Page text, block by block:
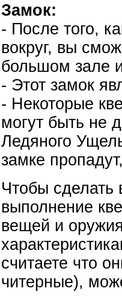
Замок:
- После того,
вокруг, вы
большом зале
- Этот замок
- Некоторые
могут быть не
Ледяного
замке
Чтобы сделать
выполнение
вещей и
считаете что
читерные),